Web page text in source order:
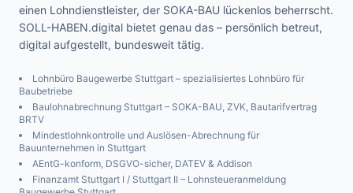
einen Lohndienstleister, der SOKA-BAU lückenlos beherrscht.
SOLL-HABEN.digital bietet genau das – persönlich betreut,
digital aufgestellt, bundesweit tätig.
Lohnbüro Baugewerbe Stuttgart – spezialisiertes Lohnbüro für
Baubetriebe
Baulohnabrechnung Stuttgart – SOKA-BAU, ZVK, Bautarifvertrag
BRTV
Mindestlohnkontrolle und Auslösen-Abrechnung für
Bauunternehmen in Stuttgart
AEntG-konform, DSGVO-sicher, DATEV & Addison
Finanzamt Stuttgart I / Stuttgart II – Lohnsteueranmeldung